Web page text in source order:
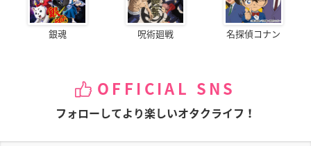
銀魂 呪術廻戦 名探偵コナン
OFFICIAL SNS
フォローしてより楽しいオタクライフ！